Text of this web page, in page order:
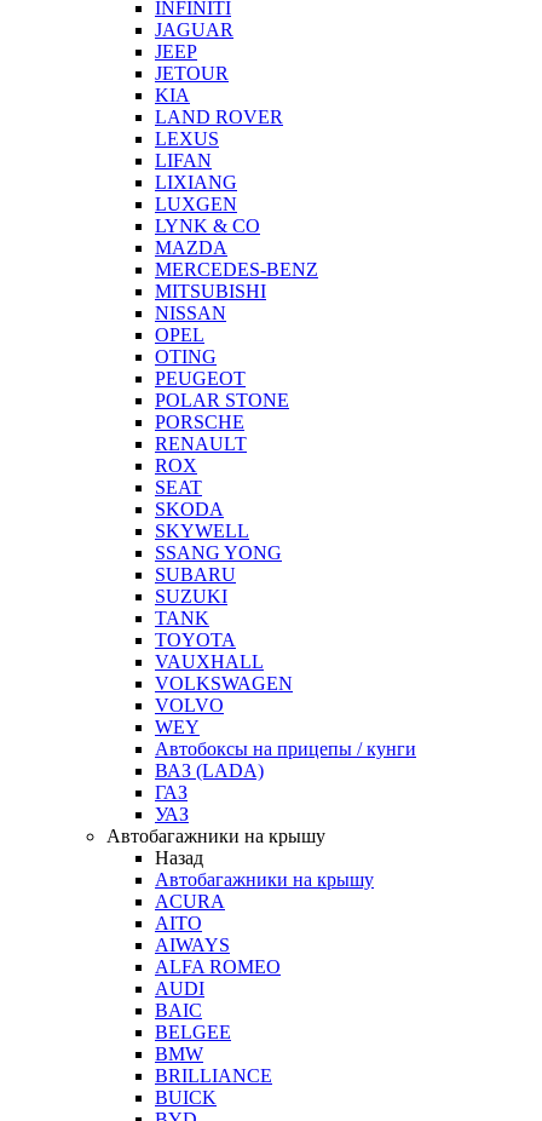
INFINITI
JAGUAR
JEEP
JETOUR
KIA
LAND ROVER
LEXUS
LIFAN
LIXIANG
LUXGEN
LYNK & CO
MAZDA
MERCEDES-BENZ
MITSUBISHI
NISSAN
OPEL
OTING
PEUGEOT
POLAR STONE
PORSCHE
RENAULT
ROX
SEAT
SKODA
SKYWELL
SSANG YONG
SUBARU
SUZUKI
TANK
TOYOTA
VAUXHALL
VOLKSWAGEN
VOLVO
WEY
Автобоксы на прицепы / кунги
ВАЗ (LADA)
ГАЗ
УАЗ
Автобагажники на крышу
Назад
Автобагажники на крышу
ACURA
AITO
AIWAYS
ALFA ROMEO
AUDI
BAIC
BELGEE
BMW
BRILLIANCE
BUICK